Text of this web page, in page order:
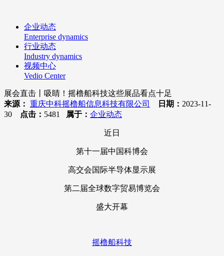
企业动态
Enterprise dynamics
行业动态
Industry dynamics
视频中心
Vedio Center
展会直击丨吸睛！摇橹船科技这些展品看点十足
来源： 重庆中科摇橹船信息科技有限公司 日期： 2023-11-
30
点击： 5481 属于： 企业动态
​近日
第十一届中国科博会
高交会国际半导体显示展
第二届全球数字贸易博览会
盛大开幕
摇橹船科技